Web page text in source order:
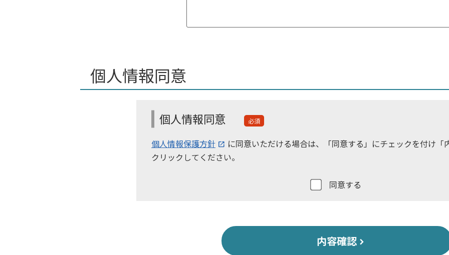
個人情報同意
必須
個人情報保護方針
に同意いただける場合は、「同意する」にチェックを付け「
クリックしてください。
同意する
内容確認